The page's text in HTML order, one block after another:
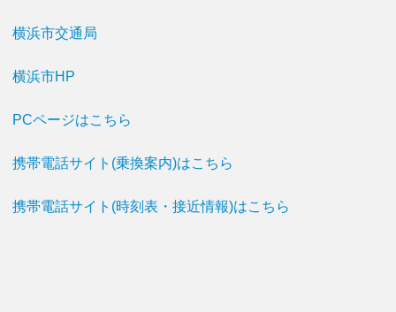
横浜市交通局
横浜市HP
PCページはこちら
携帯電話サイト(乗換案内)はこちら
携帯電話サイト(時刻表・接近情報)はこちら